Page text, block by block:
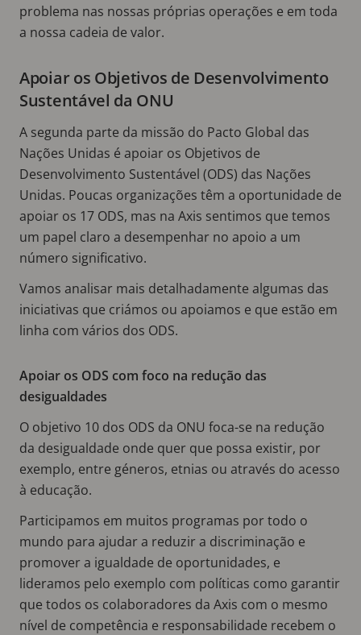
problema nas nossas próprias operações e em toda
a nossa cadeia de valor.
Apoiar os Objetivos de Desenvolvimento
Sustentável da ONU
A segunda parte da missão do Pacto Global das
Nações Unidas é apoiar os Objetivos de
Desenvolvimento Sustentável (ODS) das Nações
Unidas. Poucas organizações têm a oportunidade de
apoiar os 17 ODS, mas na Axis sentimos que temos
um papel claro a desempenhar no apoio a um
número significativo.
Vamos analisar mais detalhadamente algumas das
iniciativas que criámos ou apoiamos e que estão em
linha com vários dos ODS.
Apoiar os ODS com foco na redução das
desigualdades
O objetivo 10 dos ODS da ONU foca-se na redução
da desigualdade onde quer que possa existir, por
exemplo, entre géneros, etnias ou através do acesso
à educação.
Participamos em muitos programas por todo o
mundo para ajudar a reduzir a discriminação e
promover a igualdade de oportunidades, e
lideramos pelo exemplo com políticas como garantir
que todos os colaboradores da Axis com o mesmo
nível de competência e responsabilidade recebem o